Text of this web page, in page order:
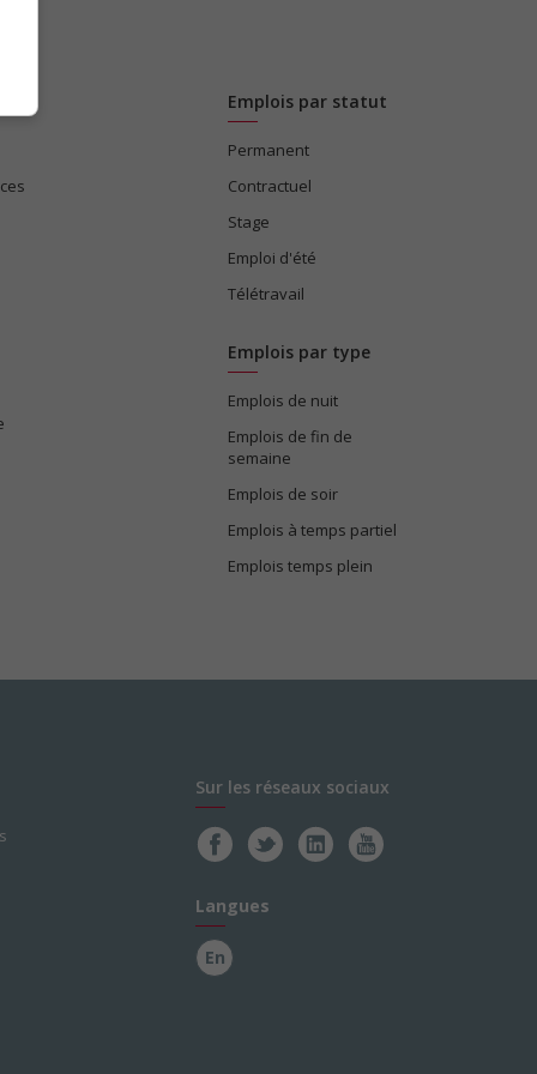
Emplois par statut
Permanent
Contractuel
Stage
Emploi d'été
Télétravail
Emplois par type
Emplois de nuit
Emplois de fin de
semaine
Emplois de soir
Emplois à temps partiel
Emplois temps plein
Sur les réseaux sociaux
Langues
En